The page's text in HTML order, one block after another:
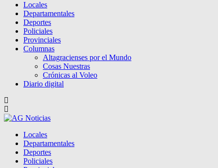
Locales
Departamentales
Deportes
Policiales
Provinciales
Columnas
Altagracienses por el Mundo
Cosas Nuestras
Crónicas al Voleo
Diario digital
Locales
Departamentales
Deportes
Policiales